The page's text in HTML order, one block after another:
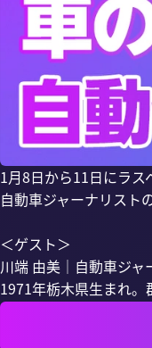
1月8日から11日にラ
自動車ジャーナリスト
＜ゲスト＞
川端 由美｜自動車ジャ
1971年栃木県生まれ。